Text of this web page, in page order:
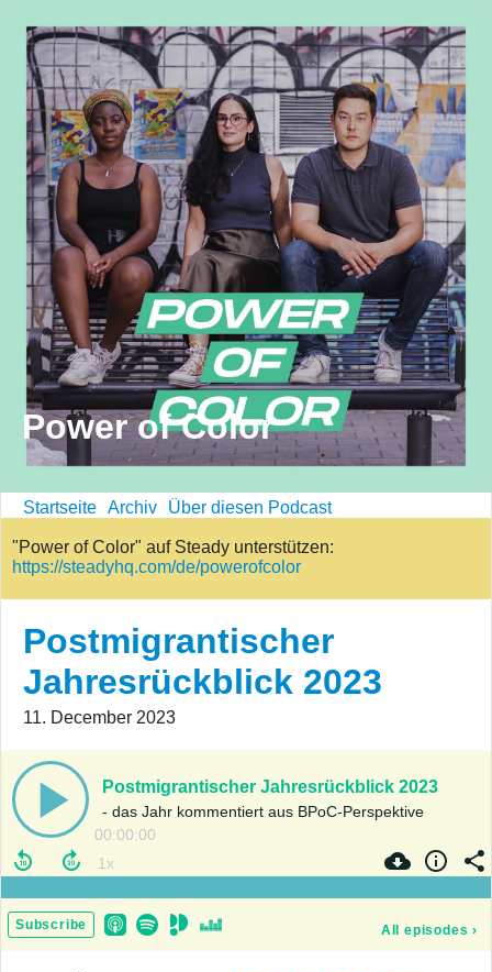
Power of Color
Startseite Archiv Über diesen Podcast
"Power of Color" auf Steady unterstützen:
https://steadyhq.com/de/powerofcolor
Postmigrantischer
Jahresrückblick 2023
11. December 2023
Postmigrantischer Jahresrückblick 2023
- das Jahr kommentiert aus BPoC-Perspektive
00:00:00
Subscribe All episodes ›